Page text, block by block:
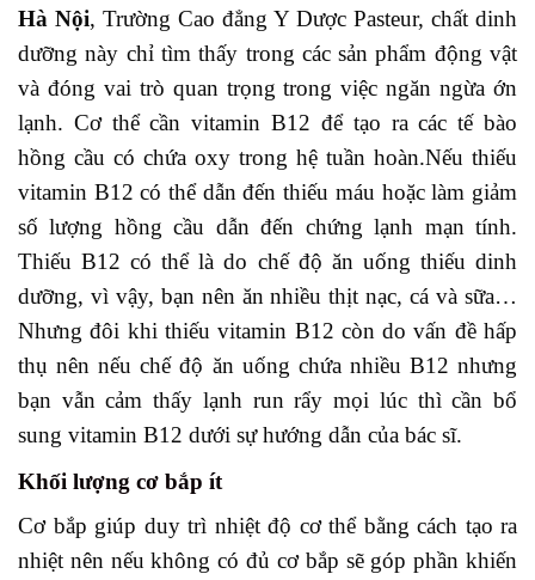
Hà Nội, Trường Cao đẳng Y Dược Pasteur, chất dinh
dưỡng này chỉ tìm thấy trong các sản phẩm động vật
và đóng vai trò quan trọng trong việc ngăn ngừa ớn
lạnh. Cơ thể cần vitamin B12 để tạo ra các tế bào
hồng cầu có chứa oxy trong hệ tuần hoàn.Nếu thiếu
vitamin B12 có thể dẫn đến thiếu máu hoặc làm giảm
số lượng hồng cầu dẫn đến chứng lạnh mạn tính.
Thiếu B12 có thể là do chế độ ăn uống thiếu dinh
dưỡng, vì vậy, bạn nên ăn nhiều thịt nạc, cá và sữa…
Nhưng đôi khi thiếu vitamin B12 còn do vấn đề hấp
thụ nên nếu chế độ ăn uống chứa nhiều B12 nhưng
bạn vẫn cảm thấy lạnh run rẩy mọi lúc thì cần bổ
sung vitamin B12 dưới sự hướng dẫn của bác sĩ.
Khối lượng cơ bắp ít
Cơ bắp giúp duy trì nhiệt độ cơ thể bằng cách tạo ra
nhiệt nên nếu không có đủ cơ bắp sẽ góp phần khiến